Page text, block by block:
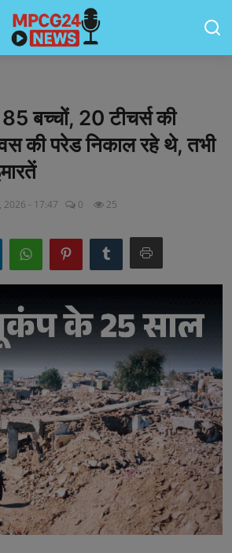
बच्चों, 20 टीचर्स की
की परेड निकाल रहे थे, तभी
2026 - 17:47 0 25